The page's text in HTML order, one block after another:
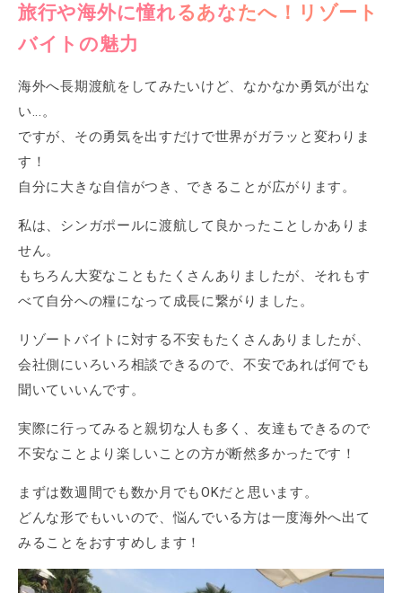
旅行や海外に憧れるあなたへ！リゾート
バイトの魅力
海外へ長期渡航をしてみたいけど、なかなか勇気が出な
い...。
ですが、その勇気を出すだけで世界がガラッと変わりま
す！
自分に大きな自信がつき、できることが広がります。
私は、シンガポールに渡航して良かったことしかありま
せん。
もちろん大変なこともたくさんありましたが、それもす
べて自分への糧になって成長に繋がりました。
リゾートバイトに対する不安もたくさんありましたが、
会社側にいろいろ相談できるので、不安であれば何でも
聞いていいんです。
実際に行ってみると親切な人も多く、友達もできるので
不安なことより楽しいことの方が断然多かったです！
まずは数週間でも数か月でもOKだと思います。
どんな形でもいいので、悩んでいる方は一度海外へ出て
みることをおすすめします！